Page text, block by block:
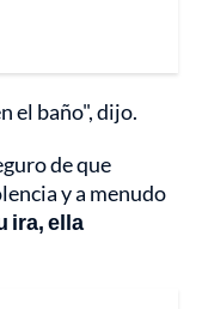
el baño", dijo.
de que
y a menudo
ira, ella